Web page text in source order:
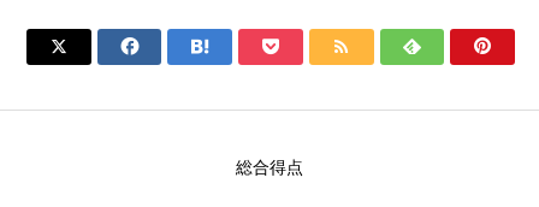
      
総合得点